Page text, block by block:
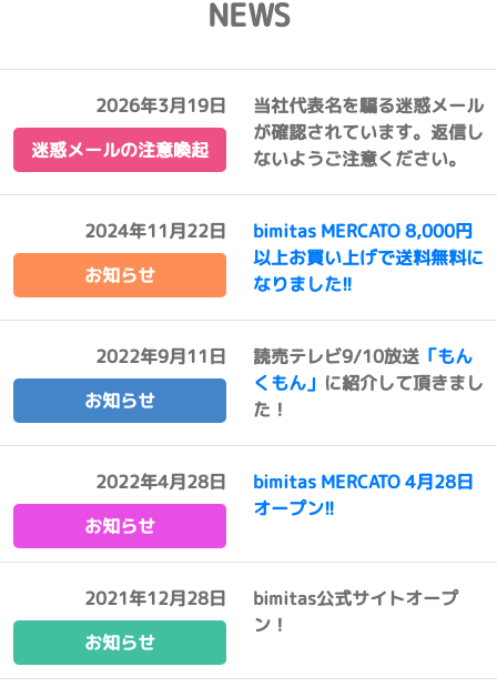
NEWS
2026年3月19日
迷惑メールの注意喚起
当社代表名を騙る迷惑メール
が確認されています。返信し
ないようご注意ください。
2024年11月22日
お知らせ
bimitas MERCATO 8,000円
以上お買い上げで送料無料に
なりました!!
2022年9月11日
お知らせ
読売テレビ9/10放送 「もん
くもん」 に紹介して頂きまし
た！
2022年4月28日
お知らせ
bimitas MERCATO 4月28日
オープン!!
2021年12月28日
お知らせ
bimitas公式サイトオープ
ン！